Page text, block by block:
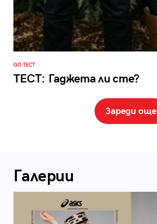
GO ТЕСТ
ТЕСТ: Гаджета ли сте?
Зареди още
Галерии